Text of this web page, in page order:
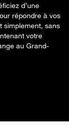
d’une
répondre à vos
simplement, sans
votre
au Grand-